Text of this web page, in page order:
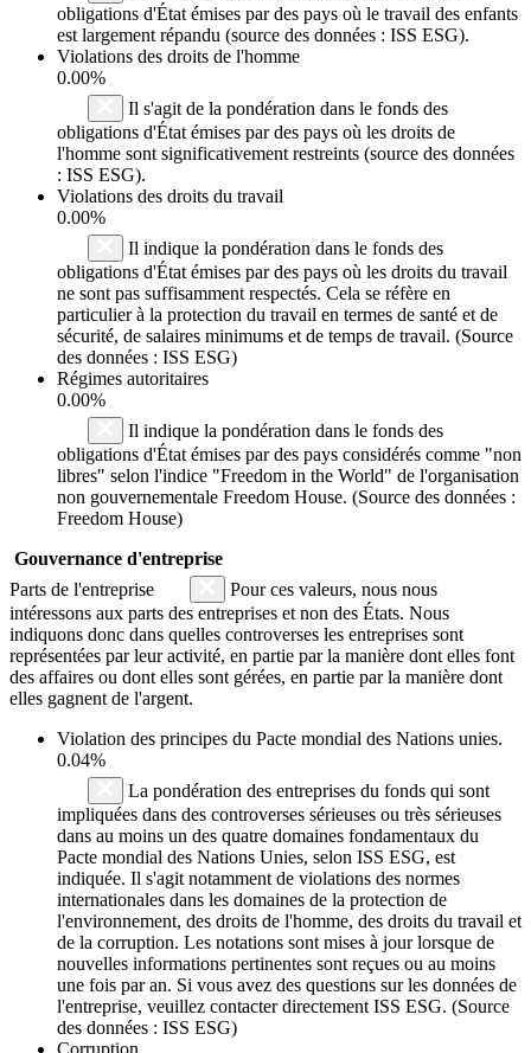
obligations d'État émises par des pays où le travail des enfants
est largement répandu (source des données : ISS ESG).
Violations des droits de l'homme
0.00%
Il s'agit de la pondération dans le fonds des
obligations d'État émises par des pays où les droits de
l'homme sont significativement restreints (source des données
: ISS ESG).
Violations des droits du travail
0.00%
Il indique la pondération dans le fonds des
obligations d'État émises par des pays où les droits du travail
ne sont pas suffisamment respectés. Cela se réfère en
particulier à la protection du travail en termes de santé et de
sécurité, de salaires minimums et de temps de travail. (Source
des données : ISS ESG)
Régimes autoritaires
0.00%
Il indique la pondération dans le fonds des
obligations d'État émises par des pays considérés comme "non
libres" selon l'indice "Freedom in the World" de l'organisation
non gouvernementale Freedom House. (Source des données :
Freedom House)
Gouvernance d'entreprise
Parts de l'entreprise
Pour ces valeurs, nous nous
intéressons aux parts des entreprises et non des États. Nous
indiquons donc dans quelles controverses les entreprises sont
représentées par leur activité, en partie par la manière dont elles font
des affaires ou dont elles sont gérées, en partie par la manière dont
elles gagnent de l'argent.
Violation des principes du Pacte mondial des Nations unies.
0.04%
La pondération des entreprises du fonds qui sont
impliquées dans des controverses sérieuses ou très sérieuses
dans au moins un des quatre domaines fondamentaux du
Pacte mondial des Nations Unies, selon ISS ESG, est
indiquée. Il s'agit notamment de violations des normes
internationales dans les domaines de la protection de
l'environnement, des droits de l'homme, des droits du travail et
de la corruption. Les notations sont mises à jour lorsque de
nouvelles informations pertinentes sont reçues ou au moins
une fois par an. Si vous avez des questions sur les données de
l'entreprise, veuillez contacter directement ISS ESG. (Source
des données : ISS ESG)
Corruption